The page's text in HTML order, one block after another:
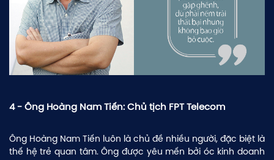
4 - Ông Hoàng Nam Tiến: Chủ tịch FPT Telecom
Ông Hoàng Nam Tiến luôn là chủ đề nhiều người, đặc biệt là
thế hệ trẻ quan tâm. Ông được yêu mến bởi óc kinh doanh